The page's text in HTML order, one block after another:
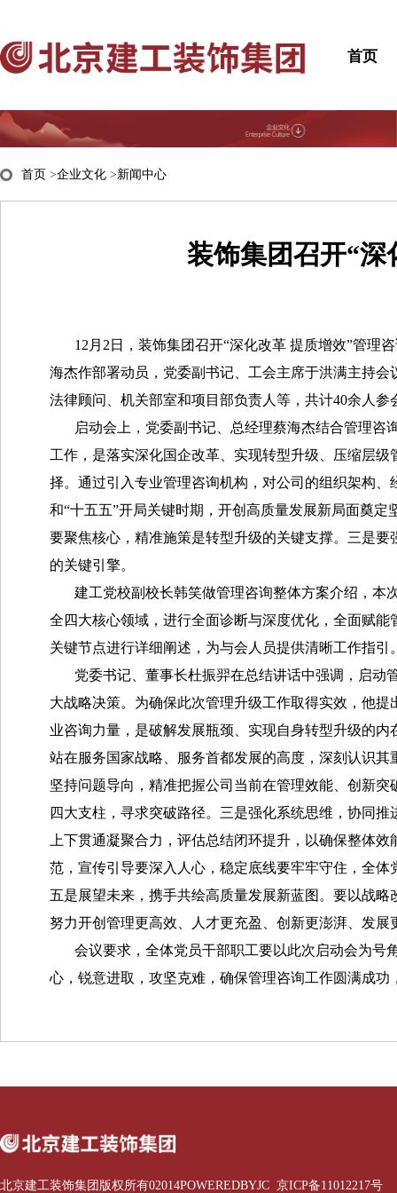
首页
首页 >企业文化 >新闻中心
装饰集团召开“深
12月2日，装饰集团召开“深化改革 提质增效”管理
海杰作部署动员，党委副书记、工会主席于洪满主持
法律顾问、机关部室和项目部负责人等，共计40余人参
启动会上，党委副书记、总经理蔡海杰结合管理
工作，是落实深化国企改革、实现转型升级、压缩层
择。通过引入专业管理咨询机构，对公司的组织架构
和“十五五”开局关键时期，开创高质量发展新局面奠
要聚焦核心，精准施策是转型升级的关键支撑。三是
的关键引擎。
建工党校副校长韩笑做管理咨询整体方案介绍，本
全四大核心领域，进行全面诊断与深度优化，全面赋
关键节点进行详细阐述，为与会人员提供清晰工作指引
党委书记、董事长杜振羿在总结讲话中强调，启动
大战略决策。为确保此次管理升级工作取得实效，他
业咨询力量，是破解发展瓶颈、实现自身转型升级的
站在服务国家战略、服务首都发展的高度，深刻认识
坚持问题导向，精准把握公司当前在管理效能、创新
四大支柱，寻求突破路径。三是强化系统思维，协同
上下贯通凝聚合力，评估总结闭环提升，以确保整体
范，宣传引导要深入人心，稳定底线要牢牢守住，全
五是展望未来，携手共绘高质量发展新蓝图。要以战
努力开创管理更高效、人才更充盈、创新更澎湃、发展
会议要求，全体党员干部职工要以此次启动会为号
心，锐意进取，攻坚克难，确保管理咨询工作圆满成
北京建工装饰集团版权所有02014POWEREDBYJC 京ICP备11012217号